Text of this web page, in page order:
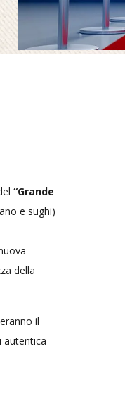
“Grande
e sughi)
della
il
autentica